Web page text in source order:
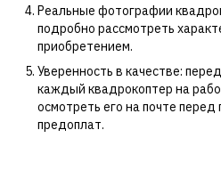
Реальные фотографии
подробно рассмотреть
приобретением.
Уверенность в качестве:
каждый квадрокоптер на
осмотреть его на почте перед
предоплат.